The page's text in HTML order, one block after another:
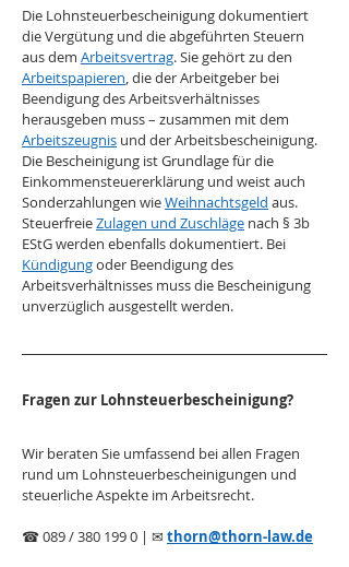
Die Lohnsteuerbescheinigung dokumentiert
die Vergütung und die abgeführten Steuern
aus dem Arbeitsvertrag. Sie gehört zu den
Arbeitspapieren, die der Arbeitgeber bei
Beendigung des Arbeitsverhältnisses
herausgeben muss – zusammen mit dem
Arbeitszeugnis und der Arbeitsbescheinigung.
Die Bescheinigung ist Grundlage für die
Einkommensteuererklärung und weist auch
Sonderzahlungen wie Weihnachtsgeld aus.
Steuerfreie Zulagen und Zuschläge nach § 3b
EStG werden ebenfalls dokumentiert. Bei
Kündigung oder Beendigung des
Arbeitsverhältnisses muss die Bescheinigung
unverzüglich ausgestellt werden.
Fragen zur Lohnsteuerbescheinigung?
Wir beraten Sie umfassend bei allen Fragen
rund um Lohnsteuerbescheinigungen und
steuerliche Aspekte im Arbeitsrecht.
☎ 089 / 380 199 0 | ✉ thorn@thorn-law.de